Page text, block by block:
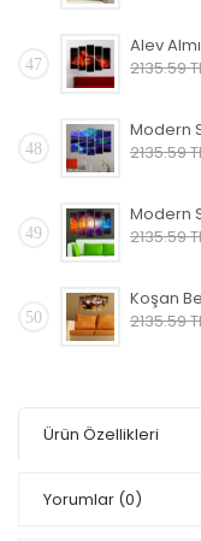
47
2135.59
48
2135.59
49
2135.59
50
2135.59
Ürün Özellikleri
Yorumlar (0)